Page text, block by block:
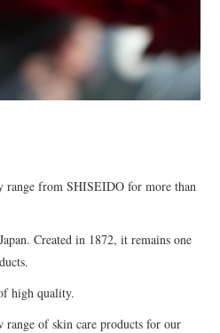
range from SHISEIDO for more than
Created in 1872, it remains one
high quality.
of skin care products for our